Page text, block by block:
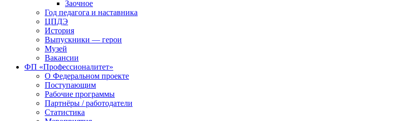
Заочное
Год педагога и наставника
ЦПДЭ
История
Выпускники — герои
Музей
Вакансии
ФП «Профессионалитет»
О Федеральном проекте
Поступающим
Рабочие программы
Партнёры / работодатели
Статистика